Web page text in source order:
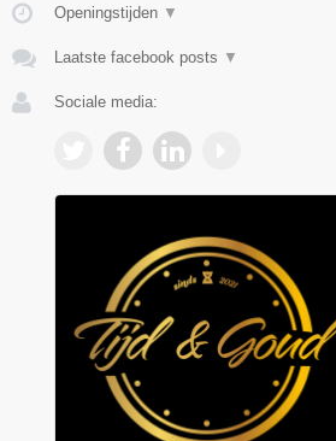
Openingstijden ▼
Laatste facebook posts ▼
Sociale media: